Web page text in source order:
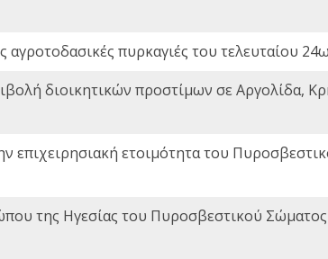
αγροτοδασικές πυρκαγιές του τελευταίου
διοικητικών προστίμων σε Αργολίδα,
επιχειρησιακή ετοιμότητα του
της Ηγεσίας του Πυροσβεστικού